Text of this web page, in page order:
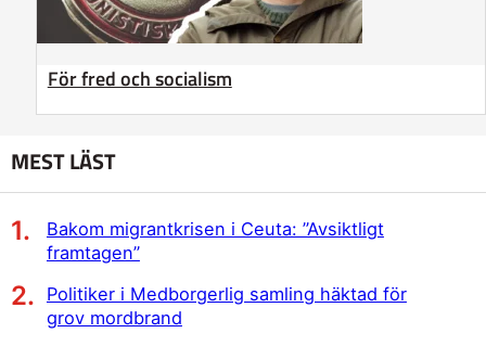
För fred och socialism
MEST LÄST
Bakom migrantkrisen i Ceuta: ”Avsiktligt
framtagen”
Politiker i Medborgerlig samling häktad för
grov mordbrand